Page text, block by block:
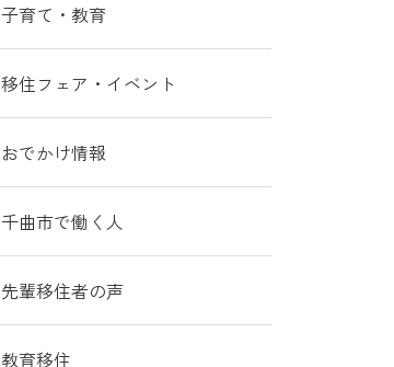
子育て・教育
移住フェア・イベント
おでかけ情報
千曲市で働く人
先輩移住者の声
教育移住